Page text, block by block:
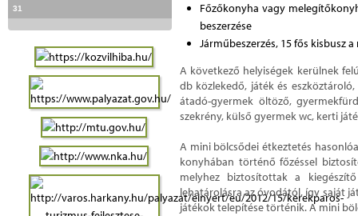
31
Főzőkonyha vagy
beszerzése
Járműbeszerzés, 15 fős kisbusz
A következő helyiségek kerülnek
db közlekedő, játék és
átadó-gyermek öltöző,
szekrény, külső gyermek wc, kerti
A mini bölcsődei étkeztetés
konyhában történő főzéssel
melyhez biztosítottak a
lehatárolásra az óvodától, így saját
játékok telepítése történik. A mini